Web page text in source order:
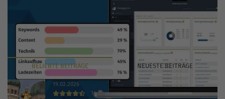
BELIEBTEBEITRÄGE NEUESTEBEITRÄGE
19.02.2026
14